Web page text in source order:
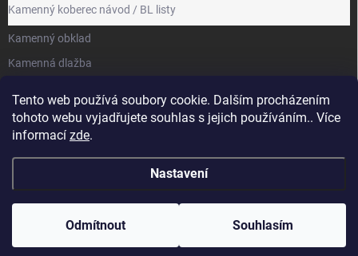
Tento web používá soubory cookie. Dalším procházením
tohoto webu vyjadřujete souhlas s jejich používáním.. Více
informací zde.
Nastavení
Odmítnout Souhlasím
Kamenný koberec návod / BL listy
Kamenný obklad
Kamenná dlažba
FACEBOOK
Vytvořil Shoptet
Copyright 2026 . Všechna práva vyhrazena.